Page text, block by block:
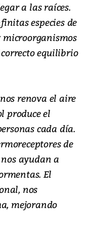
a las raíces.
especies de
microorganismos
equilibrio
renova el aire
produce el
cada día.
de
ayudan a
El
nos
mejorando